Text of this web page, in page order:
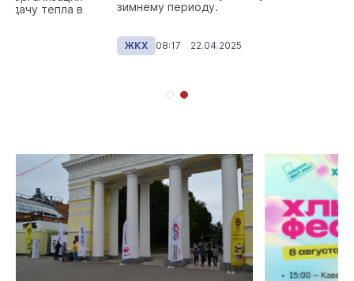
тепла в
зимнему периоду.
ЖКХ 08:17 22.04.2025